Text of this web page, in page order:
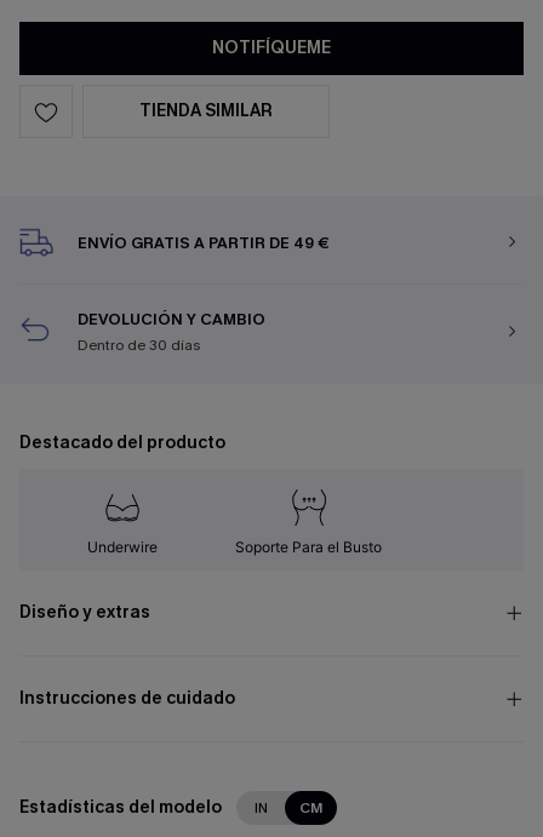
NOTIFÍQUEME
TIENDA SIMILAR
ENVÍO GRATIS A PARTIR DE 49 €
DEVOLUCIÓN Y CAMBIO
Dentro de 30 días
Destacado del producto
Underwire Soporte Para el Busto
Diseño y extras
Instrucciones de cuidado
Estadísticas del modelo IN CM